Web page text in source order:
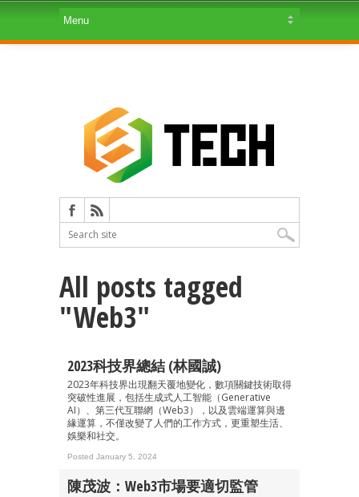
All posts tagged
"Web3"
2023科技界總結 (林國誠)
2023年科技界出現翻天覆地變化，數項關鍵技術取得
突破性進展，包括生成式人工智能（Generative
AI）、第三代互聯網（Web3），以及雲端運算與邊
緣運算，不僅改變了人們的工作方式，更重塑生活、
娛樂和社交。
Posted January 5, 2024
陳茂波：Web3市場要適切監管